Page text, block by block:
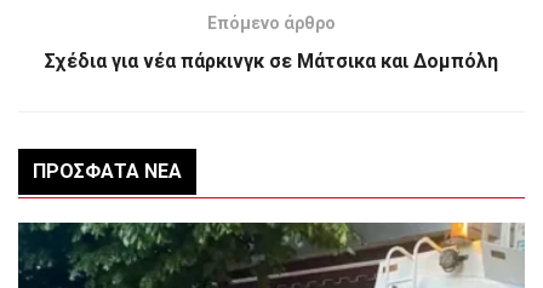
Επόμενο άρθρο
Σχέδια για νέα πάρκινγκ σε Μάτσικα και Δομπόλη
ΠΡΌΣΦΑΤΑ ΝΈΑ